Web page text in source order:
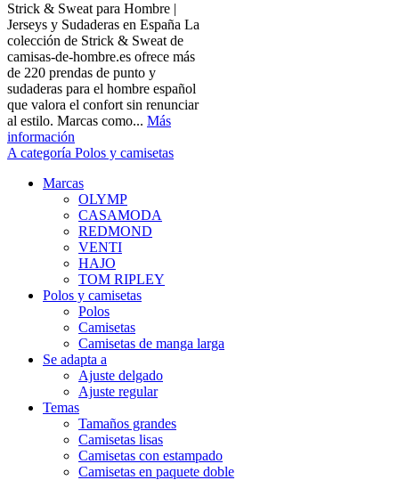
Strick & Sweat para Hombre |
Jerseys y Sudaderas en España La
colección de Strick & Sweat de
camisas-de-hombre.es ofrece más
de 220 prendas de punto y
sudaderas para el hombre español
que valora el confort sin renunciar
al estilo. Marcas como... Más
información
A categoría Polos y camisetas
Marcas
OLYMP
CASAMODA
REDMOND
VENTI
HAJO
TOM RIPLEY
Polos y camisetas
Polos
Camisetas
Camisetas de manga larga
Se adapta a
Ajuste delgado
Ajuste regular
Temas
Tamaños grandes
Camisetas lisas
Camisetas con estampado
Camisetas en paquete doble